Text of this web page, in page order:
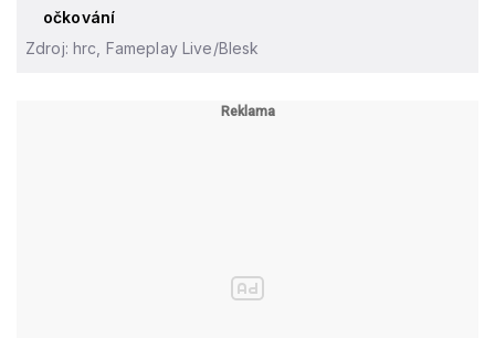
očkování
Zdroj: hrc, Fameplay Live/Blesk